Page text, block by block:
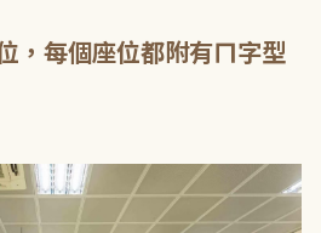
，每個座位都附有ㄇ字型